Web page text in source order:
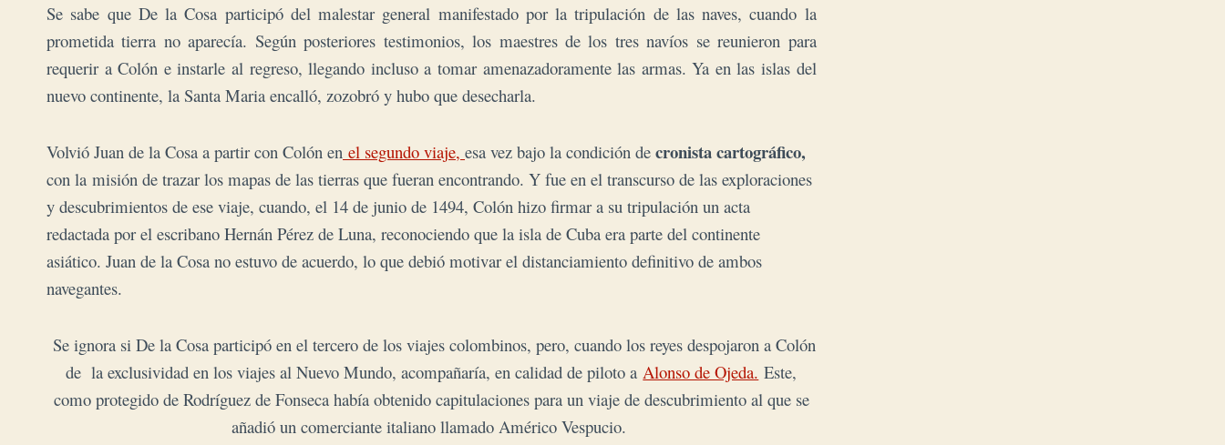
Se sabe que De la Cosa participó del malestar general manifestado por la tripulación de las naves, cuando la
prometida tierra no aparecía. Según posteriores testimonios, los maestres de los tres navíos se reunieron para
requerir a Colón e instarle al regreso, llegando incluso a tomar amenazadoramente las armas. Ya en las islas del
nuevo continente, la Santa Maria encalló, zozobró y hubo que desecharla.
Volvió Juan de la Cosa a partir con Colón en el segundo viaje, esa vez bajo la condición de cronista cartográfico,
con la misión de trazar los mapas de las tierras que fueran encontrando. Y fue en el transcurso de las exploraciones
y descubrimientos de ese viaje, cuando, el 14 de junio de 1494, Colón hizo firmar a su tripulación un acta
redactada por el escribano Hernán Pérez de Luna, reconociendo que la isla de Cuba era parte del continente
asiático. Juan de la Cosa no estuvo de acuerdo, lo que debió motivar el distanciamiento definitivo de ambos
navegantes.
Se ignora si De la Cosa participó en el tercero de los viajes colombinos, pero, cuando los reyes despojaron a Colón
de la exclusividad en los viajes al Nuevo Mundo, acompañaría, en calidad de piloto a Alonso de Ojeda. Este,
como protegido de Rodríguez de Fonseca había obtenido capitulaciones para un viaje de descubrimiento al que se
añadió un comerciante italiano llamado Américo Vespucio.